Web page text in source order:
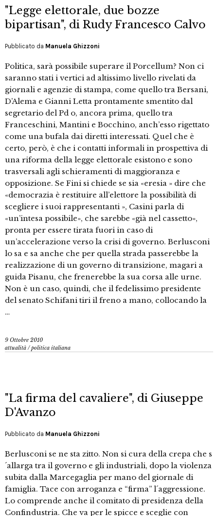
"Legge elettorale, due bozze
bipartisan", di Rudy Francesco Calvo
Pubblicato da Manuela Ghizzoni
Politica, sarà possibile superare il Porcellum? Non ci
saranno stati i vertici ad altissimo livello rivelati da
giornali e agenzie di stampa, come quello tra Bersani,
D’Alema e Gianni Letta prontamente smentito dal
segretario del Pd o, ancora prima, quello tra
Franceschini, Mantini e Bocchino, anch’esso rigettato
come una bufala dai diretti interessati. Quel che è
certo, però, è che i contatti informali in prospettiva di
una riforma della legge elettorale esistono e sono
trasversali agli schieramenti di maggioranza e
opposizione. Se Fini si chiede se sia «eresia » dire che
«democrazia è restituire all’elettore la possibilità di
scegliere i suoi rappresentanti », Casini parla di
«un’intesa possibile», che sarebbe «già nel cassetto»,
pronta per essere tirata fuori in caso di
un’accelerazione verso la crisi di governo. Berlusconi
lo sa e sa anche che per quella strada passerebbe la
realizzazione di un governo di transizione, magari a
guida Pisanu, che frenerebbe la sua corsa alle urne.
Non è un caso, quindi, che il fedelissimo presidente
del senato Schifani tiri il freno a mano, collocando la
…
9 Ottobre 2010
attualità /politica italiana
"La firma del cavaliere", di Giuseppe
D'Avanzo
Pubblicato da Manuela Ghizzoni
Berlusconi se ne sta zitto. Non si cura della crepa che s
´allarga tra il governo e gli industriali, dopo la violenza
subita dalla Marcegaglia per mano del giornale di
famiglia. Tace con arroganza e “firma” l´aggressione.
Lo comprende anche il comitato di presidenza della
Confindustria. Che va per le spicce e sceglie con